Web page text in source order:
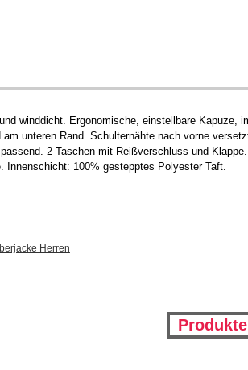
winddicht. Ergonomische, einstellbare
am unteren Rand. Schulternähte nach vorne
2 Taschen mit Reißverschluss und
Innenschicht: 100% gestepptes Polyester Taft.
Herren